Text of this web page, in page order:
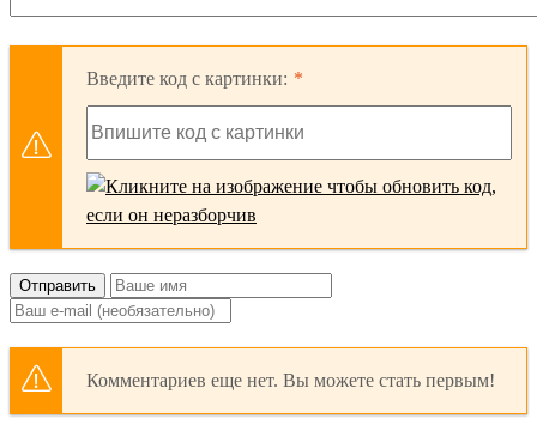
Введите код с картинки:
Отправить
Комментариев еще нет. Вы можете стать первым!